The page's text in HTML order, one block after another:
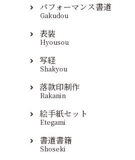
パフォーマンス書道
Gakudou
表装
Hyousou
写経
Shakyou
落款印制作
Rakanin
絵手紙セット
Etegami
書道書籍
Shoseki